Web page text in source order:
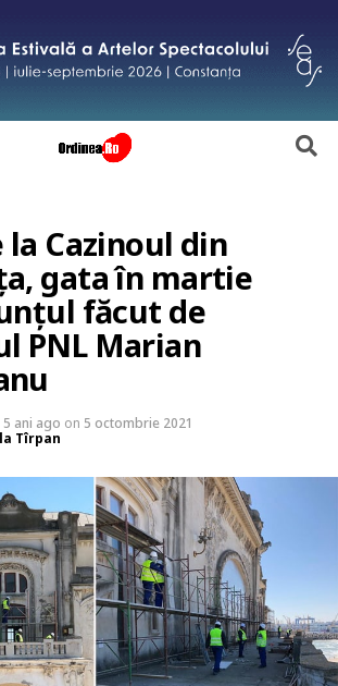
Cazinoul din
gata în martie
făcut de
PNL Marian
5 ani ago on 5 octombrie 2021
Tîrpan